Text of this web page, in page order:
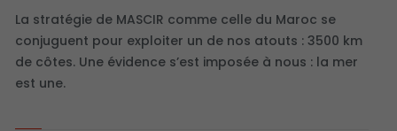
La stratégie de MASCIR comme celle du Maroc se
conjuguent pour exploiter un de nos atouts : 3500 km
de côtes. Une évidence s’est imposée à nous : la mer
est une.